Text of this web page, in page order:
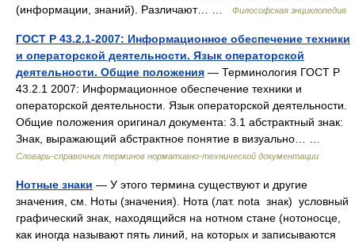
(информации, знаний). Различают… …
Философская энциклопедия
ГОСТ Р 43.2.1-2007: Информационное обеспечение техники
и операторской деятельности. Язык операторской
деятельности. Общие положения — Терминология ГОСТ Р
43.2.1 2007: Информационное обеспечение техники и
операторской деятельности. Язык операторской деятельности.
Общие положения оригинал документа: 3.1 абстрактный знак:
Знак, выражающий абстрактное понятие в визуально… …
Словарь-справочник терминов нормативно-технической документации
Нотные знаки — У этого термина существуют и другие
значения, см. Ноты (значения). Нота (лат. nota знак) условный
графический знак, находящийся на нотном стане (нотоносце,
как иногда называют пять линий, на которых и записываются